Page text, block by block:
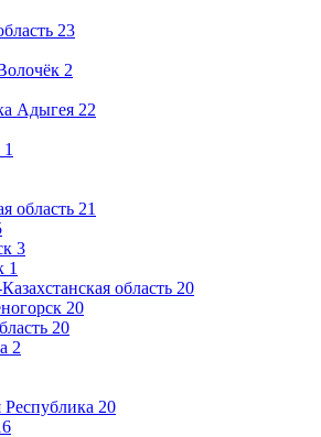
23
2
Адыгея 22
1
область 21
3
1
область 20
20
20
2
Республика 20